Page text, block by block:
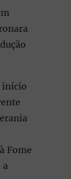
início
Fome
a